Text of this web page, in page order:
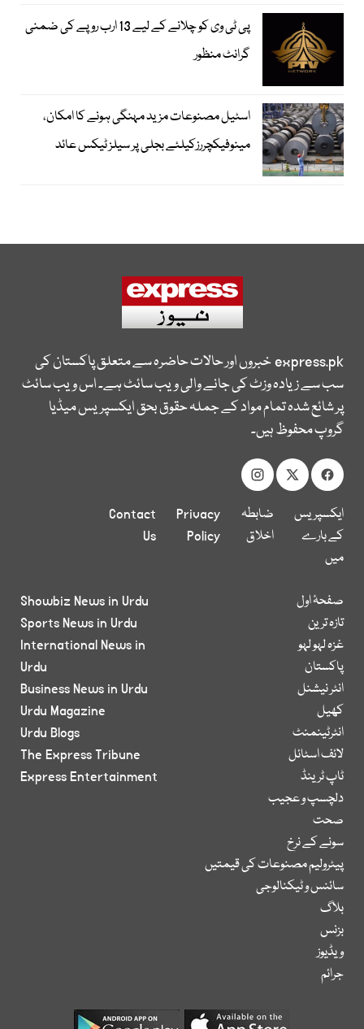
پی ٹی وی کو چلانے کے لیے 13 ارب روپے کی ضمنی
گرانٹ منظور
اسٹیل مصنوعات مزید مہنگی ہونے کا امکان،
مینوفیکچررزکیلئے بجلی پر سیلز ٹیکس عائد
express.pkخبروں اور حالات حاضرہ سے متعلق پاکستان کی
سب سے زیادہ وزٹ کی جانے والی ویب سائٹ ہے۔ اس ویب سائٹ
پر شائع شدہ تمام مواد کے جملہ حقوق بحق ایکسپریس میڈیا
گروپ محفوظ ہیں۔
ایکسپریس
کے بارے
میں
ضابطہ
اخلاق
Privacy
Policy
Contact
Us
صفحۂ اول
تازہ ترین
غزہ لہو لہو
پاکستان
انٹر نیشنل
کھیل
انٹرٹینمنٹ
لائف اسٹائل
ٹاپ ٹرینڈ
دلچسپ و عجیب
صحت
سونے کے نرخ
پیٹرولیم مصنوعات کی قیمتیں
سائنس و ٹیکنالوجی
بلاگ
بزنس
ویڈیوز
جرائم
Showbiz News in Urdu
Sports News in Urdu
International News in
Urdu
Business News in Urdu
Urdu Magazine
Urdu Blogs
The Express Tribune
Express Entertainment